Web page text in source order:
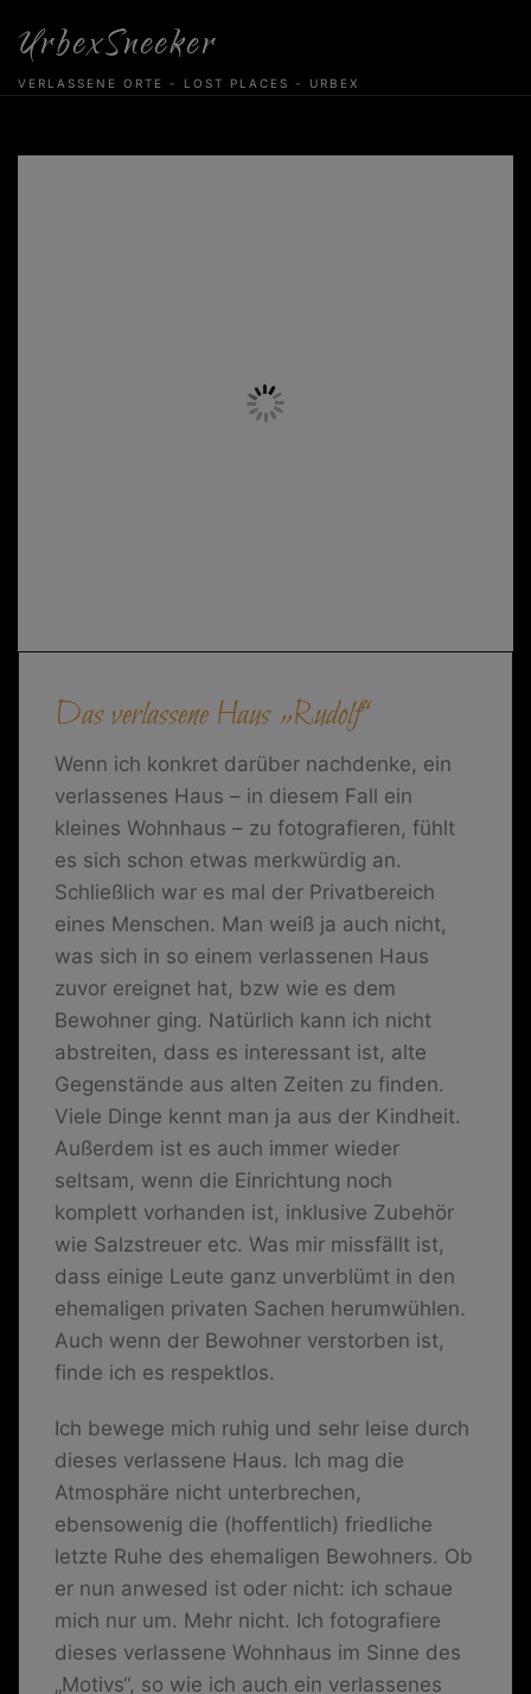
content
UrbexSneeker
VERLASSENE ORTE - LOST PLACES - URBEX
Das verlassene Haus „Rudolf“
Wenn ich konkret darüber nachdenke, ein
verlassenes Haus – in diesem Fall ein
kleines Wohnhaus – zu fotografieren, fühlt
es sich schon etwas merkwürdig an.
Schließlich war es mal der Privatbereich
eines Menschen. Man weiß ja auch nicht,
was sich in so einem verlassenen Haus
zuvor ereignet hat, bzw wie es dem
Bewohner ging. Natürlich kann ich nicht
abstreiten, dass es interessant ist, alte
Gegenstände aus alten Zeiten zu finden.
Viele Dinge kennt man ja aus der Kindheit.
Außerdem ist es auch immer wieder
seltsam, wenn die Einrichtung noch
komplett vorhanden ist, inklusive Zubehör
wie Salzstreuer etc. Was mir missfällt ist,
dass einige Leute ganz unverblümt in den
ehemaligen privaten Sachen herumwühlen.
Auch wenn der Bewohner verstorben ist,
finde ich es respektlos.
Ich bewege mich ruhig und sehr leise durch
dieses verlassene Haus. Ich mag die
Atmosphäre nicht unterbrechen,
ebensowenig die (hoffentlich) friedliche
letzte Ruhe des ehemaligen Bewohners. Ob
er nun anwesed ist oder nicht: ich schaue
mich nur um. Mehr nicht. Ich fotografiere
dieses verlassene Wohnhaus im Sinne des
„Motivs“, so wie ich auch ein verlassenes